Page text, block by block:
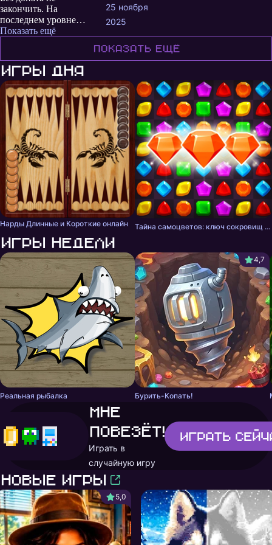
закончить. На
последнем уровне
требует автомобиль
выиграв в
«спиннер». Чтобы
играть в спиннер -
три билета/6часов.
Надо высадить 150
билетов. Дальше
умножайте/делите
сами) либо купить за
999р)))
Показать ещё
25 ноября
2025
Показать ещё
Игры дня
Нарды Длинные и Короткие онлайн Тайна самоцветов: ключ сокровищ - три в ряд
Игры недели
Реальная рыбалка
4,7
Бурить-Копать!
Мне
повезёт!
Играть в
случайную игру
Играть
Новые игры
5,0